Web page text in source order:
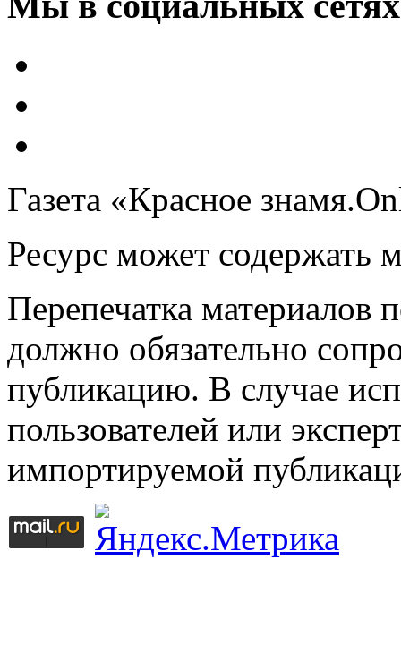
Газета «Красное
Ресурс может содержать
Перепечатка материалов
должно обязательно
публикацию. В случае
пользователей или
импортируемой